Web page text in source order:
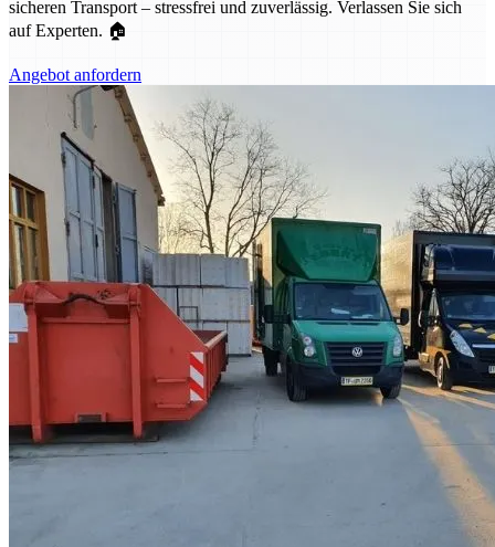
sicheren Transport – stressfrei und zuverlässig. Verlassen Sie sich
auf Experten. 🏠
Angebot anfordern